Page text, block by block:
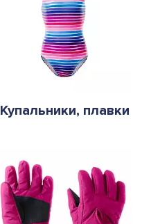
Купальники, плавки